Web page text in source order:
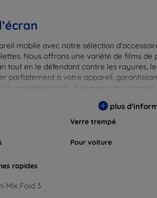
mobile avec notre sélection
Nous offrons une variété de films
tout en le défendant contre les rayures,
parfaitement à votre appareil,
la sensibilité tactile. Explorez notre
plus
Verre trempé
Pour voiture
rapides
Mix Fold 3